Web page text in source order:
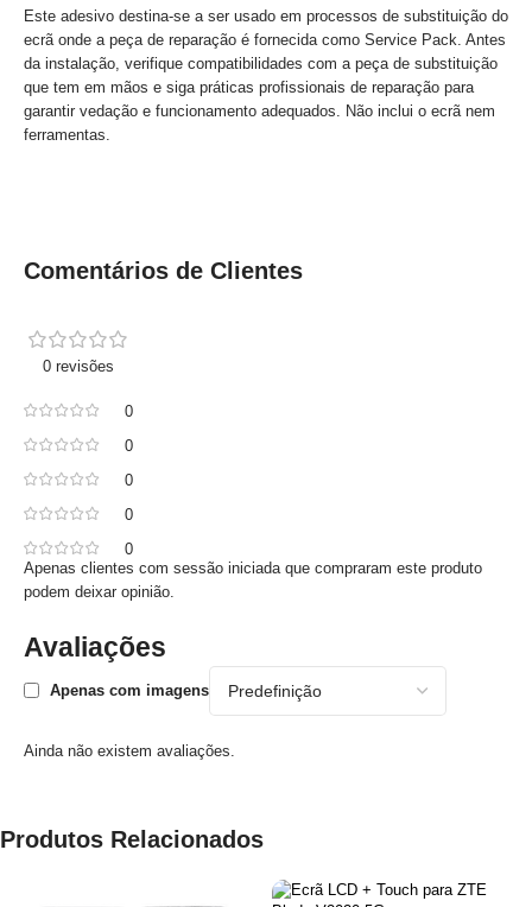
Este adesivo destina-se a ser usado em processos de substituição do
ecrã onde a peça de reparação é fornecida como Service Pack. Antes
da instalação, verifique compatibilidades com a peça de substituição
que tem em mãos e siga práticas profissionais de reparação para
garantir vedação e funcionamento adequados. Não inclui o ecrã nem
ferramentas.
Comentários de Clientes
0 revisões
0
0
0
0
0
Avaliações
Apenas com imagens
Ainda não existem avaliações.
Apenas clientes com sessão iniciada que compraram este produto
podem deixar opinião.
Produtos Relacionados